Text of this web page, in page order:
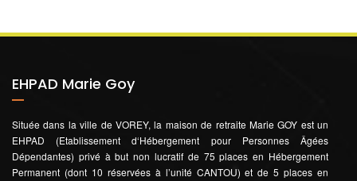
EHPAD Marie Goy
Située dans la ville de VOREY, la maison de retraite Marie GOY est un
EHPAD (Etablissement d‘Hébergement pour Personnes Âgées
Dépendantes) privé à but non lucratif de 75 places en Hébergement
Permanent (dont 10 réservées à l’unité CANTOU) et de 5 places en